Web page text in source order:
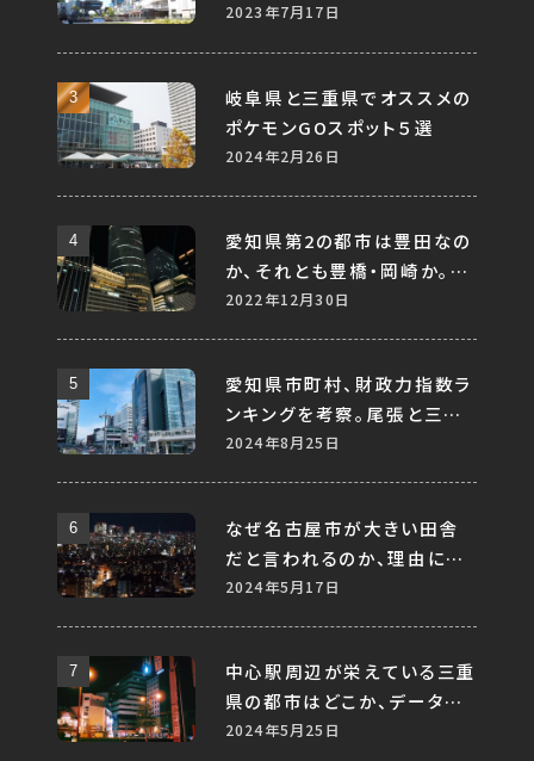
2023年7月17日
岐阜県と三重県でオススメの
ポケモンGOスポット５選
2024年2月26日
愛知県第2の都市は豊田なの
か、それとも豊橋・岡崎か。
様々なデータから考察する。
2022年12月30日
愛知県市町村、財政力指数ラ
ンキングを考察。尾張と三河、
地方で比較すると差はあるの
2024年8月25日
なぜ名古屋市が大きい田舎
だと言われるのか、理由につ
いて考察してみる
2024年5月17日
中心駅周辺が栄えている三重
県の都市はどこか、データか
ら分析してみる
2024年5月25日